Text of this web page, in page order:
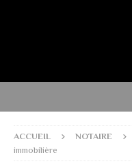
ACCUEIL NOTAIRE
immobilière